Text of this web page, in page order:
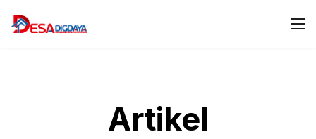
Artikel